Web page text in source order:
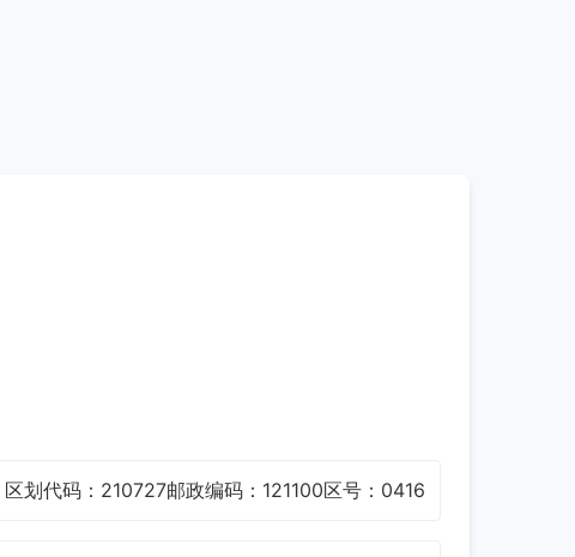
区划代码：210727邮政编码：121100区号：0416